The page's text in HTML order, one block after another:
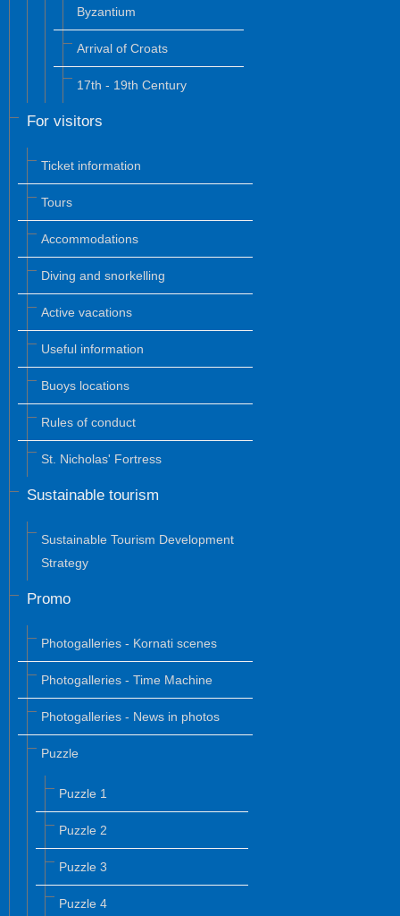
Byzantium
Arrival of Croats
17th - 19th Century
For visitors
Ticket information
Tours
Accommodations
Diving and snorkelling
Active vacations
Useful information
Buoys locations
Rules of conduct
St. Nicholas' Fortress
Sustainable tourism
Sustainable Tourism Development
Strategy
Promo
Photogalleries - Kornati scenes
Photogalleries - Time Machine
Photogalleries - News in photos
Puzzle
Puzzle 1
Puzzle 2
Puzzle 3
Puzzle 4